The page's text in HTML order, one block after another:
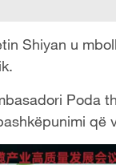
Shiyan u
Poda
që